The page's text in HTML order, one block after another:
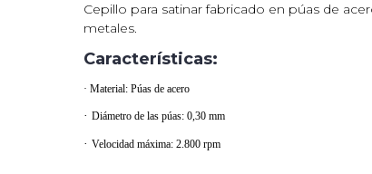
Cepillo para satinar fabricado en púas de
metales.
Características:
· Material: Púas de acero
· Diámetro de las púas: 0,30 mm
· Velocidad máxima: 2.800 rpm